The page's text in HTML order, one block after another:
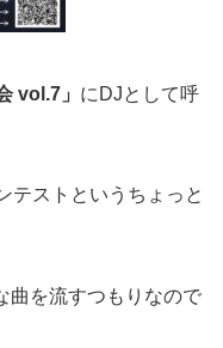
vol.7」 にDJとして呼
テストというちょっと
曲を流すつもりなので